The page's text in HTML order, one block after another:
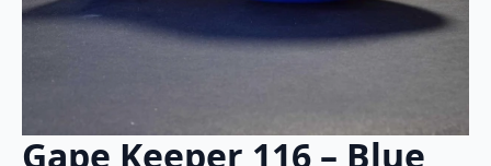
Gape Keeper 116 – Blue